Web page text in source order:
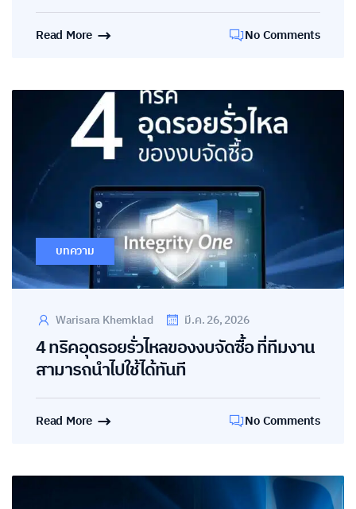
Read More No Comments
บทความ
Warisara Khemklad มี.ค. 26, 2026
4 ทริคอุดรอยรั่วไหลของงบจัดซื้อ ที่ทีมงาน
สามารถนำไปใช้ได้ทันที
Read More No Comments